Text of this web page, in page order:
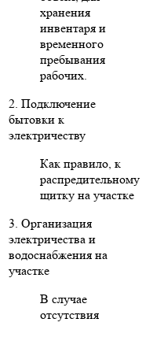
хранения
инвентаря и
временного
пребывания
рабочих.
2. Подключение
бытовки к
электричеству
Как правило, к
распредительному
щитку на участке
3. Организация
электричества и
водоснабжения на
участке
В случае
отсутствия